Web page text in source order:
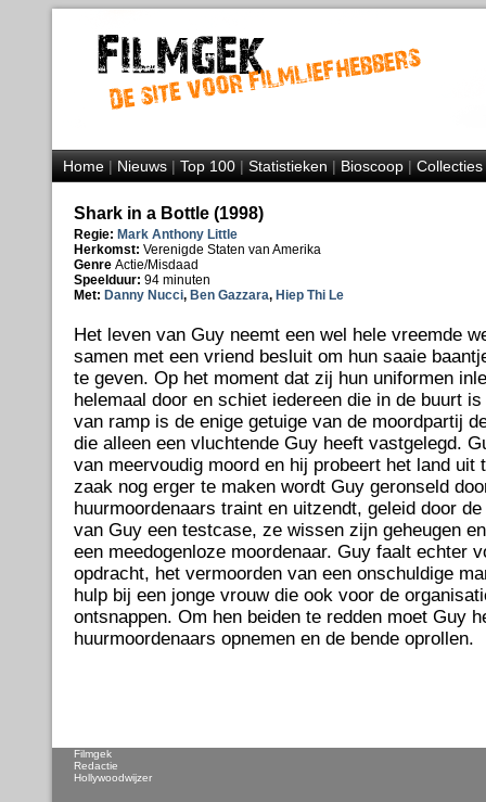
Home|Nieuws|Top 100|Statistieken|Bioscoop|Collecties
Shark in a Bottle (1998)
Regie: Mark Anthony Little
Herkomst: Verenigde Staten van Amerika
Genre Actie/Misdaad
Speelduur: 94 minuten
Met: Danny Nucci, Ben Gazzara, Hiep Thi Le
Het leven van Guy neemt een wel hele vreemde
samen met een vriend besluit om hun saaie
te geven. Op het moment dat zij hun uniformen
helemaal door en schiet iedereen die in de buurt
van ramp is de enige getuige van de moordpartij
die alleen een vluchtende Guy heeft vastgelegd.
van meervoudig moord en hij probeert het land uit
zaak nog erger te maken wordt Guy geronseld
huurmoordenaars traint en uitzendt, geleid door de
van Guy een testcase, ze wissen zijn geheugen
een meedogenloze moordenaar. Guy faalt echter
opdracht, het vermoorden van een onschuldige
hulp bij een jonge vrouw die ook voor de
ontsnappen. Om hen beiden te redden moet Guy
huurmoordenaars opnemen en de bende oprollen.
Filmgek
Redactie
Hollywoodwijzer